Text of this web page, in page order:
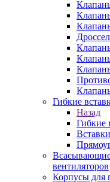
Гибкие
Назад
Гибкие
вентиляторов
Корпусы для